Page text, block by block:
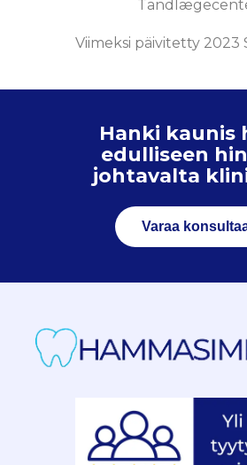
Viimeksi päivitetty 2023
Hanki kaunis
edulliseen
johtavalta
Varaa